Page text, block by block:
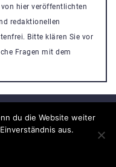
hier veröffentlichten
redaktionellen
Bitte klären Sie vor
Fragen mit dem
Theme
du die Website weiter
aus.